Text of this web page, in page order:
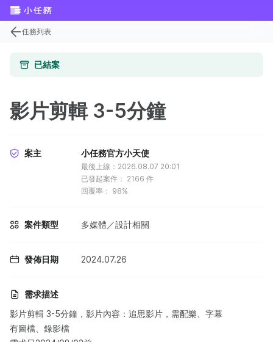
任務列表
已結案
影片剪輯 3-5分鐘
案主 小任務官方小天使
最後上線：2026.08.07 20:01
已發起案件： 2166 件
回覆率： 98%
案件類型 多媒體／設計相關
發佈日期 2024.07.26
需求描述
影片剪輯 3-5分鐘，影片內容：追思影片，需配樂、字幕
有圖檔、錄影檔